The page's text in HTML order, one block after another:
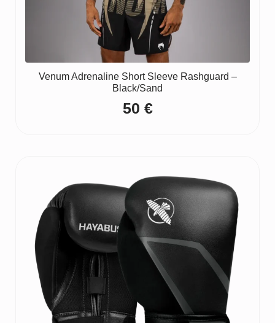
Venum Adrenaline Short Sleeve Rashguard –
Black/Sand
50 €